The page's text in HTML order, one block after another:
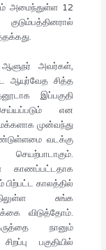
அமைந்துள்ள 12
அவர்கள்,
ஆயுர்வேத சித்த
இப்பகுதி
என
முன்வந்து
வடக்கு
செயற்பாடாகும்.
காணப்பட்டதாக
காலத்தில்
சுங்க
விடுத்தோம்.
நானும்
பகுதியில்